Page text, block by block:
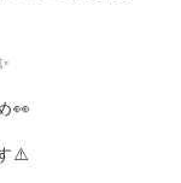
👀
⚠️